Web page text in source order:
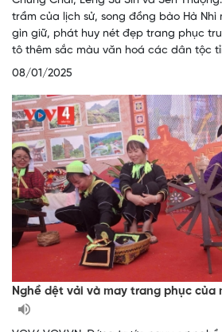
trầm của lịch sử, song đồng bào Hà Nhì
gìn giữ, phát huy nét đẹp trang phục
tô thêm sắc màu văn hoá các dân tộc
08/01/2025
Nghề dệt vải và may trang phục của